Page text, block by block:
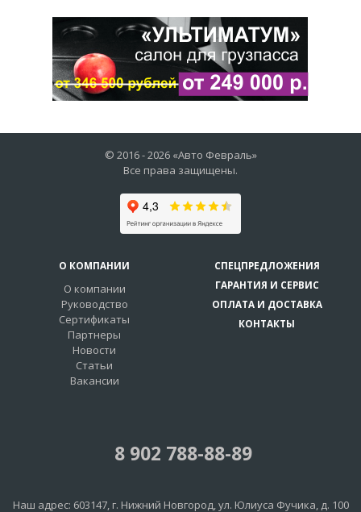
© 2016 -2026 «Авто Февраль»
Все права защищены.
О КОМПАНИИ
О компании
Руководство
Сертификаты
Партнеры
Новости
Статьи
Вакансии
СПЕЦПРЕДЛОЖЕНИЯ
ГАРАНТИЯ И СЕРВИС
ОПЛАТА И ДОСТАВКА
КОНТАКТЫ
8 902 788-88-89
Наш адрес: 603147, г. Нижний Новгород,ул. Юлиуса Фучика, д. 100